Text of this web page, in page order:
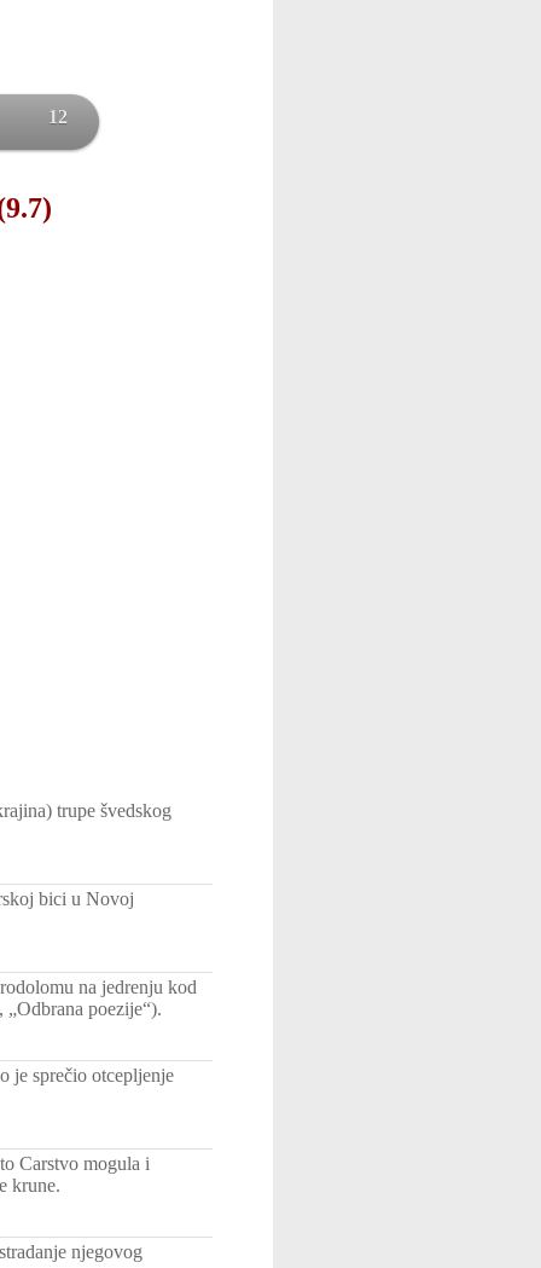
12
trupe švedskog
bici u Novoj
na jedrenju kod
poezije“).
je sprečio otcepljenje
Carstvo mogula i
krune.
njegovog